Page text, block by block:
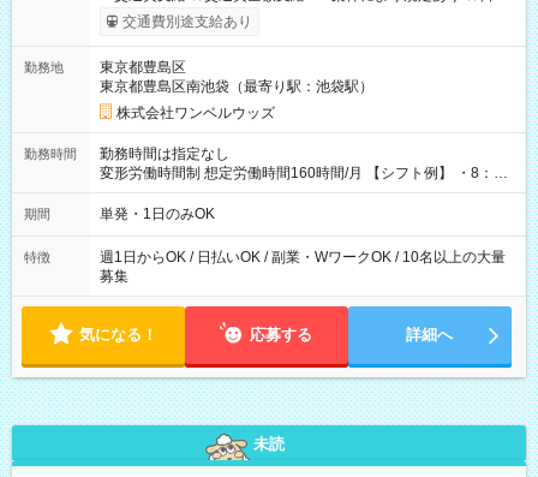
いOK！（規定あり） ┗働いたその日に現金GET♪ お仕事後はコ
ンビニATMから 日払い分を引き落とせます！ 【試用期間】試
交通費別途支給あり
勤務地
東京都豊島区
東京都豊島区南池袋（最寄り駅：池袋駅）
株式会社ワンベルウッズ
勤務時間
勤務時間は指定なし
変形労働時間制 想定労働時間160時間/月 【シフト例】 ・8：00
～21：00
期間 単発・1日のみOK
特徴
週1日からOK / 日払いOK / 副業・WワークOK / 10名以上の大量
募集
気になる！ 応募する 詳細へ
未読